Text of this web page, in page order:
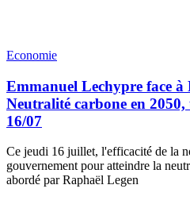
Economie
Emmanuel Lechypre face à
Neutralité carbone en
16/07
Ce jeudi 16 juillet, l'efficacité de la
gouvernement pour atteindre la
abordé par Raphaël Legen